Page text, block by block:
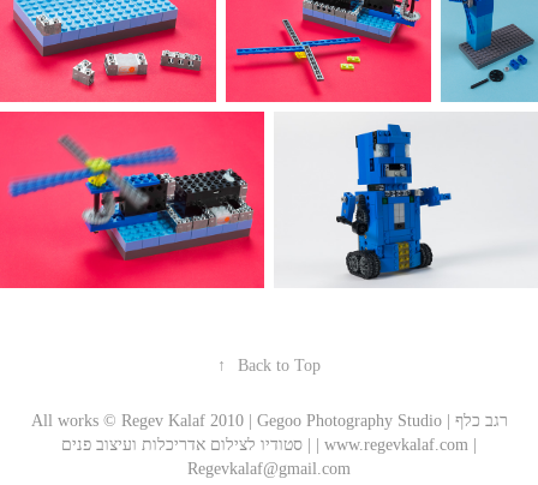
↑ Back to Top
All works © Regev Kalaf 2010 | Gegoo Photography Studio | רגב כלף
| סטודיו לצילום אדריכלות ועיצוב פנים | www.regevkalaf.com |
Regevkalaf@gmail.com